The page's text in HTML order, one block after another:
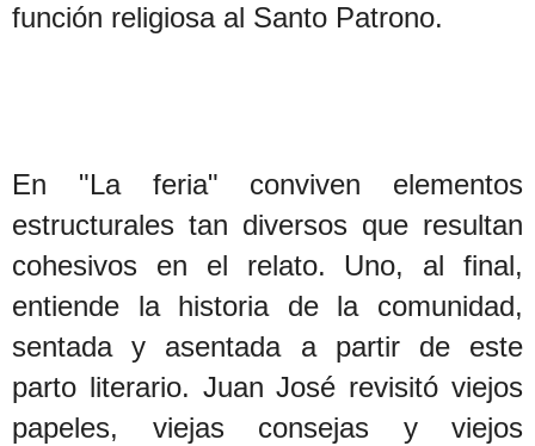
función religiosa al Santo Patrono.
En "La feria" conviven elementos
estructurales tan diversos que resultan
cohesivos en el relato. Uno, al final,
entiende la historia de la comunidad,
sentada y asentada a partir de este
parto literario. Juan José revisitó viejos
papeles, viejas consejas y viejos